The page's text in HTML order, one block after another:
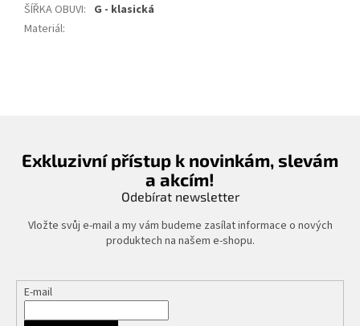
ŠÍŘKA OBUVI: G - klasická
Materiál:
Exkluzivní přístup k novinkám, slevám
a akcím!
Odebírat newsletter
Vložte svůj e-mail a my vám budeme zasílat informace o nových
produktech na našem e-shopu.
E-mail